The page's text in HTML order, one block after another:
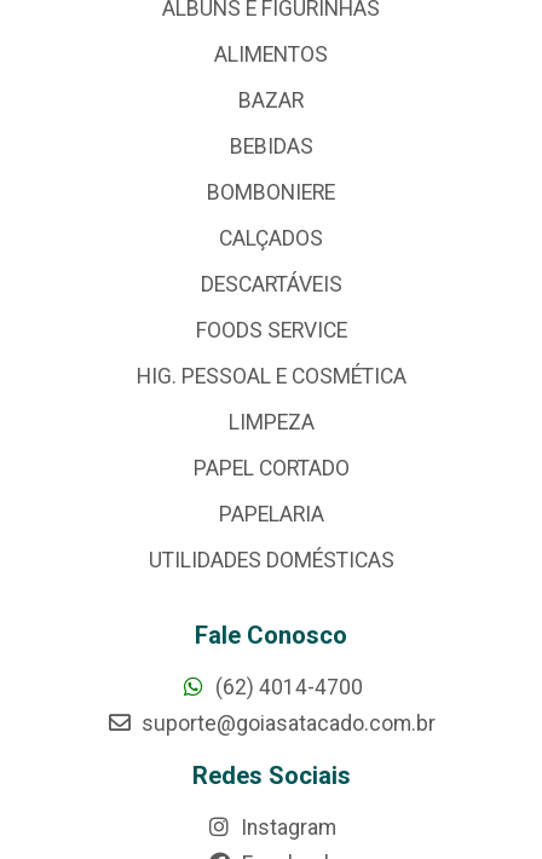
ALBUNS E FIGURINHAS
ALIMENTOS
BAZAR
BEBIDAS
BOMBONIERE
CALÇADOS
DESCARTÁVEIS
FOODS SERVICE
HIG. PESSOAL E COSMÉTICA
LIMPEZA
PAPEL CORTADO
PAPELARIA
UTILIDADES DOMÉSTICAS
Fale Conosco
(62) 4014-4700
suporte@goiasatacado.com.br
Redes Sociais
Instagram